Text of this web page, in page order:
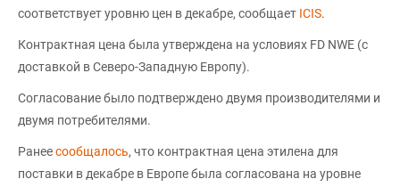
соответствует уровню цен в декабре, сообщает ICIS.
Контрактная цена была утверждена на условиях FD NWE (с
доставкой в Северо-Западную Европу).
Согласование было подтверждено двумя производителями и
двумя потребителями.
Ранеесообщалось, что контрактная цена этилена для
поставки в декабре в Европе была согласована на уровне